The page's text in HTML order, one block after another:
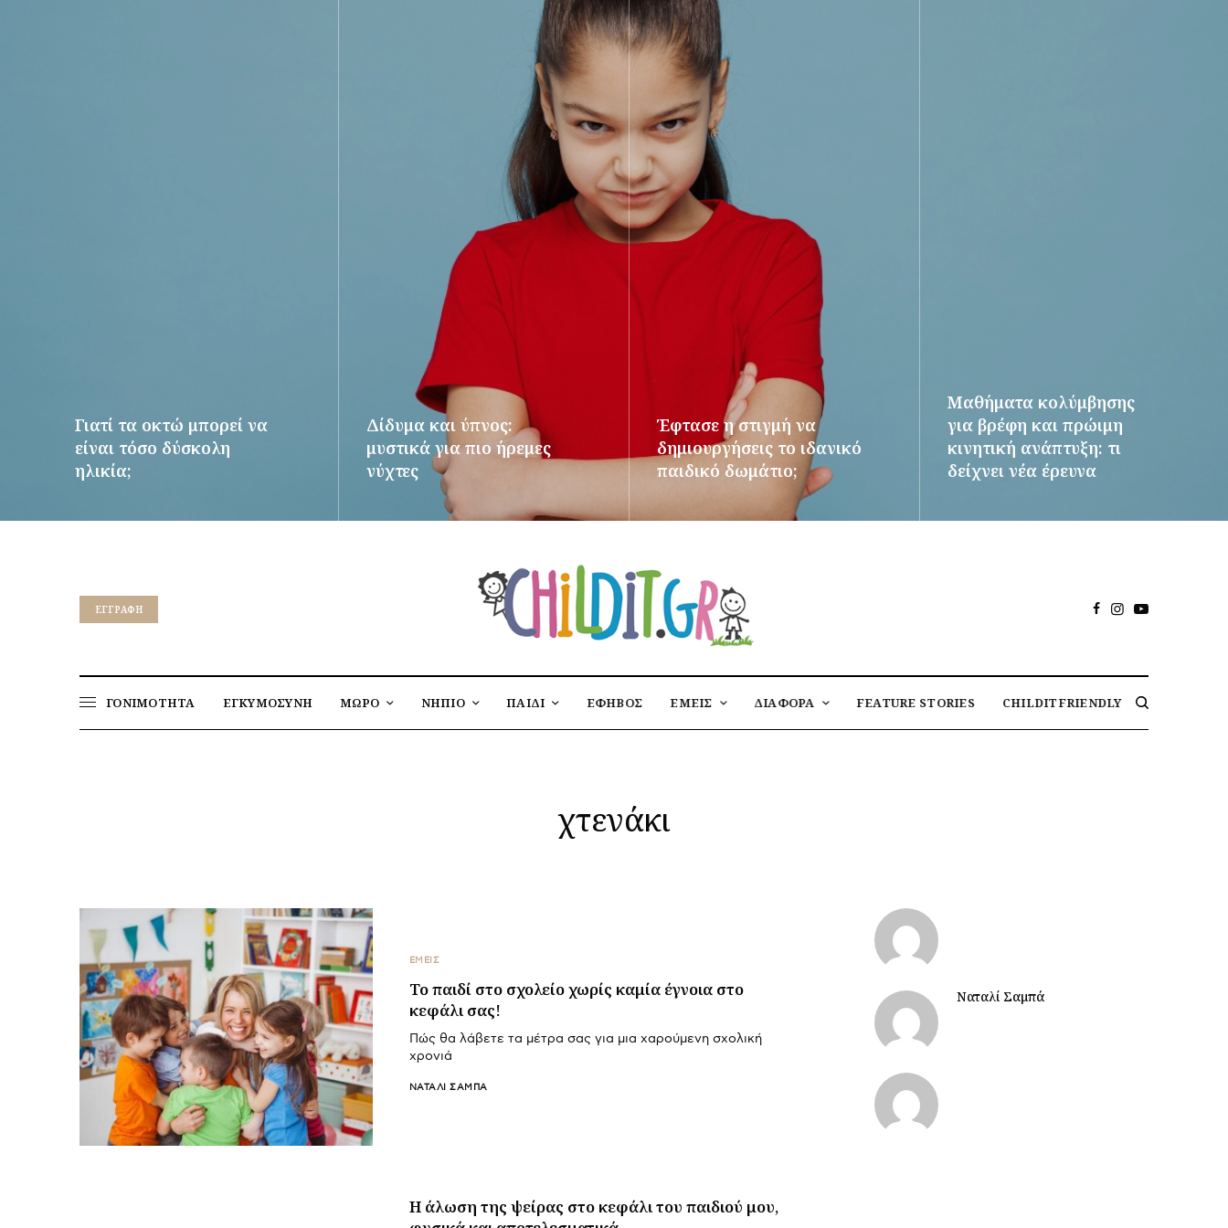
Γιατί τα οκτώ μπορεί να
είναι τόσο δύσκολη
ηλικία;
Δίδυμα και ύπνος:
μυστικά για πιο ήρεμες
νύχτες
Έφτασε η στιγμή να
δημιουργήσεις το ιδανικό
παιδικό δωμάτιο;
Μαθήματα κολύμβησης
για βρέφη και πρώιμη
κινητική ανάπτυξη: τι
δείχνει νέα έρευνα
EΓΓΡΑΦΉ
ΓΟΝΙΜΟΤΗΤΑ ΕΓΚΥΜΟΣΥΝΗ ΜΩΡΟ ΝΗΠΙΟ ΠΑΙΔΙ ΕΦΗΒΟΣ ΕΜΕΙΣ ΔΙΑΦΟΡΑ FEATURE STORIES CHILDITFRIENDLY
χτενάκι
ΕΜΕΙΣ
To παιδί στο σχολείο χωρίς καμία έγνοια στο
κεφάλι σας!
Πώς θα λάβετε τα μέτρα σας για μια χαρούμενη σχολική
χρονιά
ΝΑΤΑΛΊ ΣΑΜΠΆ
Η άλωση της ψείρας στο κεφάλι του παιδιού μου,
Ναταλί Σαμπά